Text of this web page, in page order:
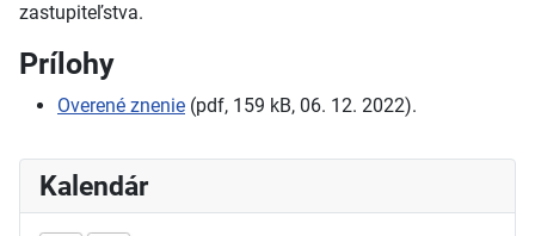
zastupiteľstva.
Prílohy
Overené znenie (pdf, 159 kB, 06. 12. 2022).
Kalendár